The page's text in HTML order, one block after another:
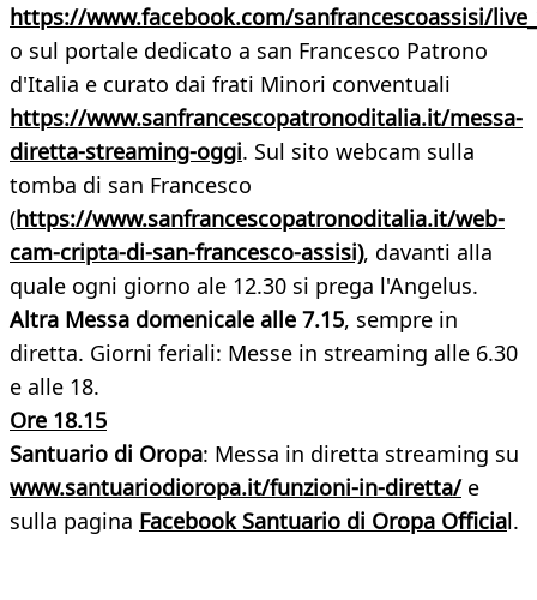
https://www.facebook.com/sanfrancescoassisi/
o sul portale dedicato a san Francesco Patrono
d'Italia e curato dai frati Minori conventuali
https://www.sanfrancescopatronoditalia.it/messa-
diretta-streaming-oggi. Sul sito webcam sulla
tomba di san Francesco
(https://www.sanfrancescopatronoditalia.it/web-
cam-cripta-di-san-francesco-assisi), davanti alla
quale ogni giorno ale 12.30 si prega l'Angelus.
Altra Messa domenicale alle 7.15, sempre in
diretta. Giorni feriali: Messe in streaming alle 6.30
e alle 18.
Ore 18.15
Santuario di Oropa: Messa in diretta streaming su
www.santuariodioropa.it/funzioni-in-diretta/e
sulla pagina Facebook Santuario di Oropa Official.